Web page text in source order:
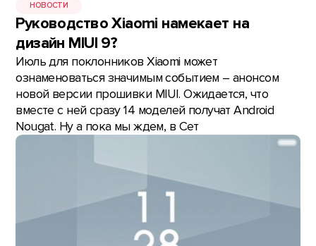
НОВОСТИ
Руководство Xiaomi намекает на
дизайн MIUI 9?
Июль для поклонников Xiaomi может
ознаменоваться значимым событием – анонсом
новой версии прошивки MIUI. Ожидается, что
вместе с ней сразу 14 моделей получат Android
Nougat. Ну а пока мы ждем, в Сет